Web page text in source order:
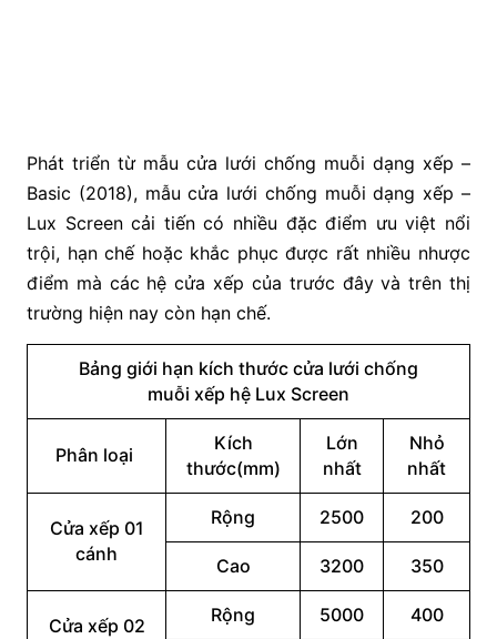
Phát triển từ mẫu cửa lưới chống muỗi dạng xếp –
Basic (2018), mẫu cửa lưới chống muỗi dạng xếp –
Lux Screen cải tiến có nhiều đặc điểm ưu việt nổi
trội, hạn chế hoặc khắc phục được rất nhiều nhược
điểm mà các hệ cửa xếp của trước đây và trên thị
trường hiện nay còn hạn chế.
Bảng giới hạn kích thước cửa lưới chống
muỗi xếp hệ Lux Screen
Phân loại
Kích
thước(mm)
Lớn
nhất
Nhỏ
nhất
Cửa xếp 01
cánh
Rộng 2500 200
Cao 3200 350
Cửa xếp 02
Rộng 5000 400